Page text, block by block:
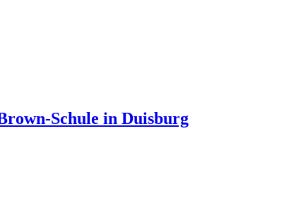
Schule in Duisburg